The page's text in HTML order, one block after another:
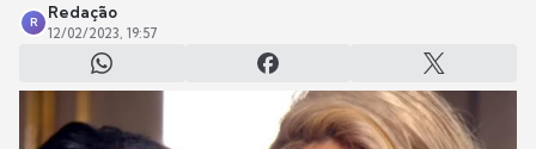
R
Redação
12/02/2023, 19:57